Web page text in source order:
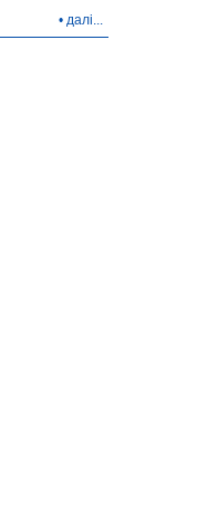
• далі...